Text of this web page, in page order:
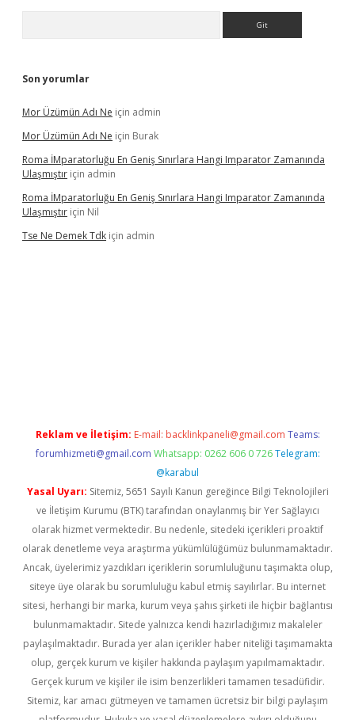
Son yorumlar
Mor Üzümün Adı Ne için admin
Mor Üzümün Adı Ne için Burak
Roma İMparatorluğu En Geniş Sınırlara Hangi Imparator Zamanında
Ulaşmıştır için admin
Roma İMparatorluğu En Geniş Sınırlara Hangi Imparator Zamanında
Ulaşmıştır için Nil
Tse Ne Demek Tdk için admin
Reklam ve İletişim: E-mail: backlinkpaneli@gmail.com Teams:
forumhizmeti@gmail.com Whatsapp: 0262 606 0 726 Telegram:
@karabul
Yasal Uyarı: Sitemiz, 5651 Sayılı Kanun gereğince Bilgi Teknolojileri
ve İletişim Kurumu (BTK) tarafından onaylanmış bir Yer Sağlayıcı
olarak hizmet vermektedir. Bu nedenle, sitedeki içerikleri proaktif
olarak denetleme veya araştırma yükümlülüğümüz bulunmamaktadır.
Ancak, üyelerimiz yazdıkları içeriklerin sorumluluğunu taşımakta olup,
siteye üye olarak bu sorumluluğu kabul etmiş sayılırlar. Bu internet
sitesi, herhangi bir marka, kurum veya şahıs şirketi ile hiçbir bağlantısı
bulunmamaktadır. Sitede yalnızca kendi hazırladığımız makaleler
paylaşılmaktadır. Burada yer alan içerikler haber niteliği taşımamakta
olup, gerçek kurum ve kişiler hakkında paylaşım yapılmamaktadır.
Gerçek kurum ve kişiler ile isim benzerlikleri tamamen tesadüfidir.
Sitemiz, kar amacı gütmeyen ve tamamen ücretsiz bir bilgi paylaşım